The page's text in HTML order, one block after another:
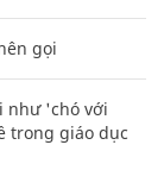
gọi
như 'chó với
trong giáo dục